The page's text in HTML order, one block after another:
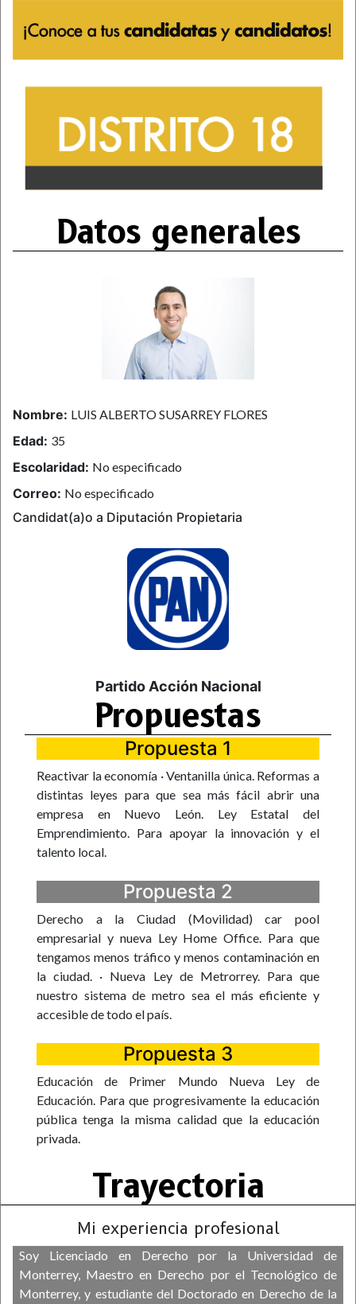
Datos generales
Nombre: LUIS ALBERTO SUSARREY FLORES
Edad: 35
Escolaridad: No especificado
Correo: No especificado
Candidat(a)o a Diputación Propietaria
Partido Acción Nacional
Propuestas
Propuesta 1
Reactivar la economía · Ventanilla única. Reformas a
distintas leyes para que sea más fácil abrir una
empresa en Nuevo León. Ley Estatal del
Emprendimiento. Para apoyar la innovación y el
talento local.
Propuesta 2
Derecho a la Ciudad (Movilidad) car pool
empresarial y nueva Ley Home Office. Para que
tengamos menos tráfico y menos contaminación en
la ciudad. · Nueva Ley de Metrorrey. Para que
nuestro sistema de metro sea el más eficiente y
accesible de todo el país.
Propuesta 3
Educación de Primer Mundo Nueva Ley de
Educación. Para que progresivamente la educación
pública tenga la misma calidad que la educación
privada.
Trayectoria
Mi experiencia profesional
Soy Licenciado en Derecho por la Universidad de
Monterrey, Maestro en Derecho por el Tecnológico de
Monterrey, y estudiante del Doctorado en Derecho de la